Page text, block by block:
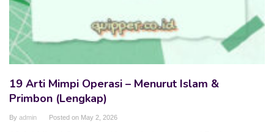
19 Arti Mimpi Operasi – Menurut Islam &
Primbon (Lengkap)
By admin Posted on May 2, 2026